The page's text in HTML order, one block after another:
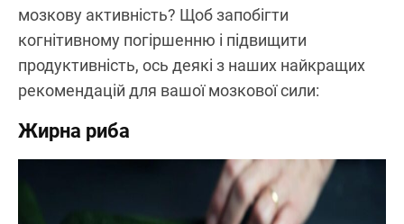
мозкову активність? Щоб запобігти
когнітивному погіршенню і підвищити
продуктивність, ось деякі з наших найкращих
рекомендацій для вашої мозкової сили:
Жирна риба